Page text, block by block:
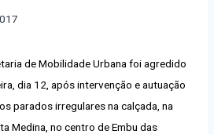
de Mobilidade Urbana foi agredido
dia 12, após intervenção e autuação
parados irregulares na calçada, na
Medina, no centro de Embu das